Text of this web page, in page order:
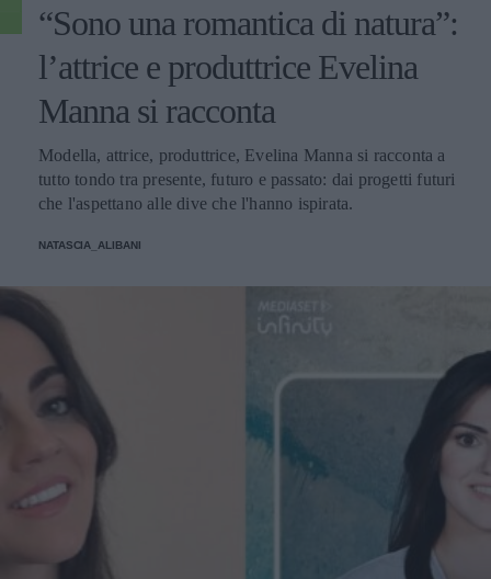
“Sono una romantica di natura”:
l’attrice e produttrice Evelina
Manna si racconta
Modella, attrice, produttrice, Evelina Manna si racconta a
tutto tondo tra presente, futuro e passato: dai progetti futuri
che l'aspettano alle dive che l'hanno ispirata.
NATASCIA_ALIBANI